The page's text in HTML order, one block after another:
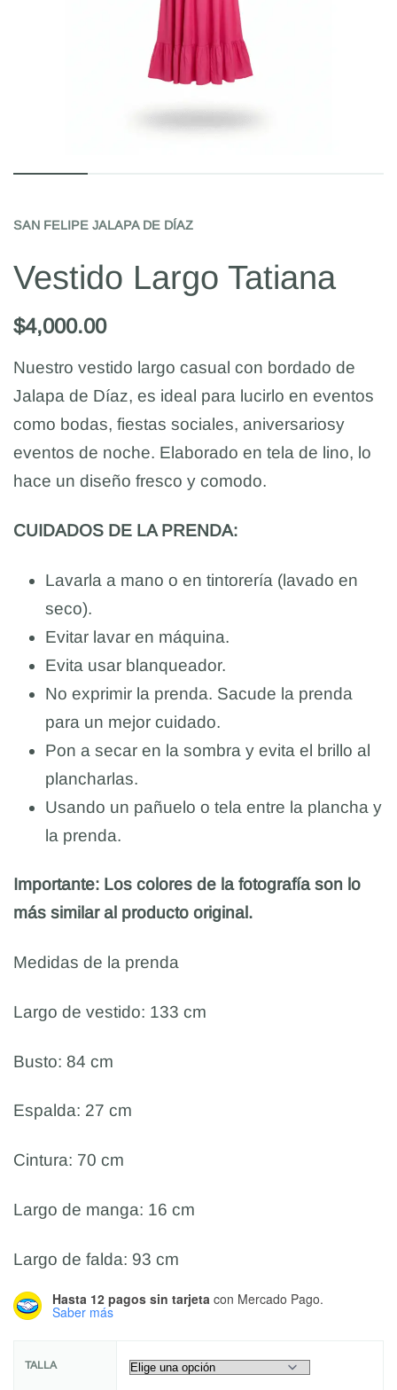
SAN FELIPE JALAPA DE DÍAZ
Vestido Largo Tatiana
$4,000.00
Nuestro vestido largo casual con bordado de
Jalapa de Díaz, es ideal para lucirlo en eventos
como bodas, fiestas sociales, aniversariosy
eventos de noche. Elaborado en tela de lino, lo
hace un diseño fresco y comodo.
CUIDADOS DE LA PRENDA:
Lavarla a mano o en tintorería (lavado en
seco).
Evitar lavar en máquina.
Evita usar blanqueador.
No exprimir la prenda. Sacude la prenda
para un mejor cuidado.
Pon a secar en la sombra y evita el brillo al
plancharlas.
Usando un pañuelo o tela entre la plancha y
la prenda.
Importante: Los colores de la fotografía son lo
más similar al producto original.
Medidas de la prenda
Largo de vestido: 133 cm
Busto: 84 cm
Espalda: 27 cm
Cintura: 70 cm
Largo de manga: 16 cm
Largo de falda: 93 cm
Hasta 12 pagos sin tarjeta con Mercado Pago.
Saber más
TALLA